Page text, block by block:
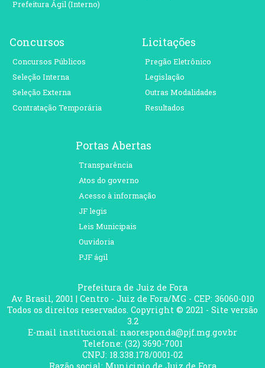
Prefeitura Ágil (Interno)
Concursos
Concursos Públicos
Seleção Interna
Seleção Externa
Contratação Temporária
Licitações
Pregão Eletrônico
Legislação
Outras Modalidades
Resultados
Portas Abertas
Transparência
Atos do governo
Acesso à informação
JF legis
Leis Municipais
Ouvidoria
PJF ágil
Prefeitura de Juiz de Fora
Av. Brasil, 2001 | Centro - Juiz de Fora/MG - CEP: 36060-010
Todos os direitos reservados. Copyright © 2021 - Site versão
3.2
E-mail institucional: naoresponda@pjf.mg.gov.br
Telefone: (32) 3690-7001
CNPJ: 18.338.178/0001-02